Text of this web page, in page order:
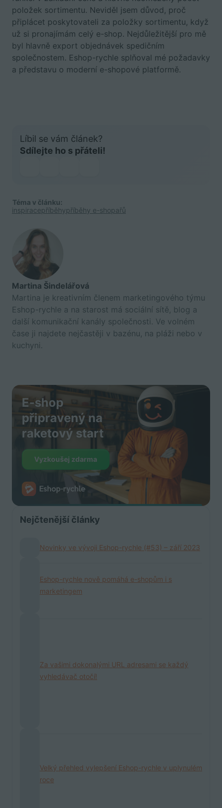
položek sortimentu. Neviděl jsem důvod, proč
připlácet poskytovateli za položky sortimentu, když
už si pronajímám celý e-shop. Nejdůležitější pro mě
byl hlavně export objednávek spedičním
společnostem. Eshop-rychle splňoval mé požadavky
a představu o moderní e-shopové platformě.
Líbil se vám článek?
Sdílejte ho s přáteli!
Téma v článku:
inspiracepříběhypříběhy e-shopařů
Martina Šindelářová
Martina je kreativním členem marketingového týmu
Eshop-rychle a na starost má sociální sítě, blog a
další komunikační kanály společnosti. Ve volném
čase ji najdete nejčastěji v bazénu, na pláži nebo v
kuchyni.
E-shop
připravený na
raketový start
Vyzkoušej zdarma
Nejčtenější články
Novinky ve vývoji Eshop-rychle (#53) – září 2023
Eshop-rychle nově pomáhá e-shopům i s
marketingem
Za vašimi dokonalými URL adresami se každý
vyhledávač otočí!
Velký přehled vylepšení Eshop-rychle v uplynulém
roce